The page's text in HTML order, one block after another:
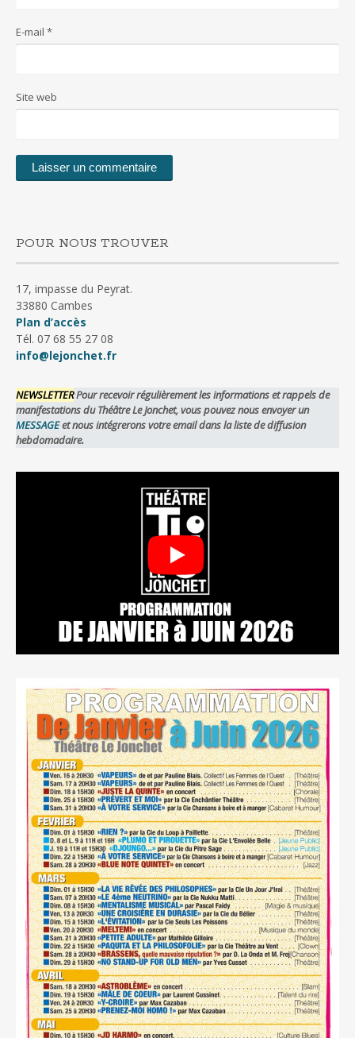
E-mail *
Site web
POUR NOUS TROUVER
17, impasse du Peyrat.
33880 Cambes
Plan d’accès
Tél. 07 68 55 27 08
info@lejonchet.fr
NEWSLETTERPour recevoir régulièrement les informations et rappels de
manifestations du Théâtre Le Jonchet, vous pouvez nous envoyer un
MESSAGEet nous intégrerons votre email dans la liste de diffusion
hebdomadaire.